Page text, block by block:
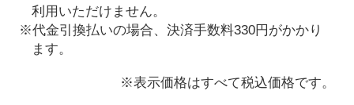
利用いただけません。
※代金引換払いの場合、決済手数料330円がかかり
ます。
※表示価格はすべて税込価格です。